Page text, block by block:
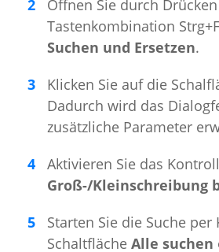
Öffnen Sie durch
Tastenkombination
Suchen und Ersetzen.
Klicken Sie auf die
Dadurch wird das
zusätzliche Parameter
Aktivieren Sie das
Groß-/Kleinschreibung
Starten Sie die Suche per
Schaltfläche Alle suchen